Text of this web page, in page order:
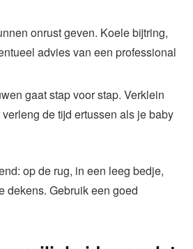
onrust geven. Koele bijtring,
advies van een professional
gaat stap voor stap. Verklein
de tijd ertussen als je baby
op de rug, in een leeg bedje,
dekens. Gebruik een goed